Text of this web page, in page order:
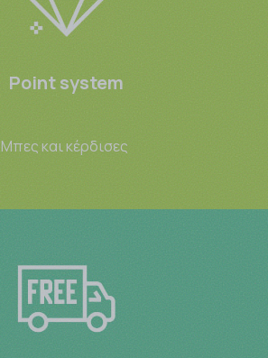
Point system
Μπες και κέρδισες